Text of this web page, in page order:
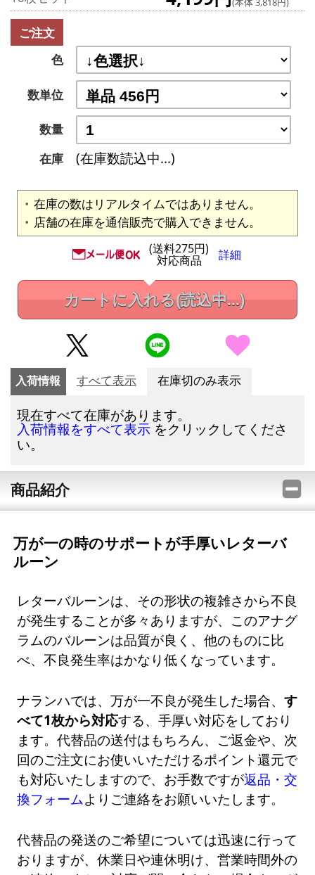
ご注文
色
数単位
数量
在庫
(在庫数読込中...)
在庫の数はリアルタイムではありません。
店舗の在庫を通信販売で購入できません。
(送料275円)
対応商品 詳細
カートに入れる(読込中...)
入荷情報 すべて表示 在庫切のみ表示
現在すべて在庫があります。
入荷情報をすべて表示 をクリックしてくださ
い。
商品紹介
万が一の時のサポートが手厚いレターバ
ルーン
レターバルーンは、その形状の複雑さから不良
が発生することが多々ありますが、このアナグ
ラムのバルーンは品質が良く、他のものに比
べ、不良発生率はかなり低くなっています。
ナランハでは、万が一不良が発生した場合、す
べて1枚から対応する、手厚い対応をしており
ます。代替品の送付はもちろん、ご返金や、次
回のご注文にお使いいただけるポイント還元で
も対応いたしますので、お手数ですが返品・交
換フォームよりご連絡をお願いいたします。
代替品の発送のご希望については迅速に行って
おりますが、休業日や連休明け、営業時間外の